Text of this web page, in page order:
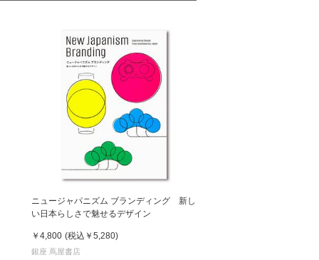
ニュージャパニズム ブランディング 新し
い日本らしさで魅せるデザイン
￥4,800 (税込 ￥5,280)
銀座 蔦屋書店